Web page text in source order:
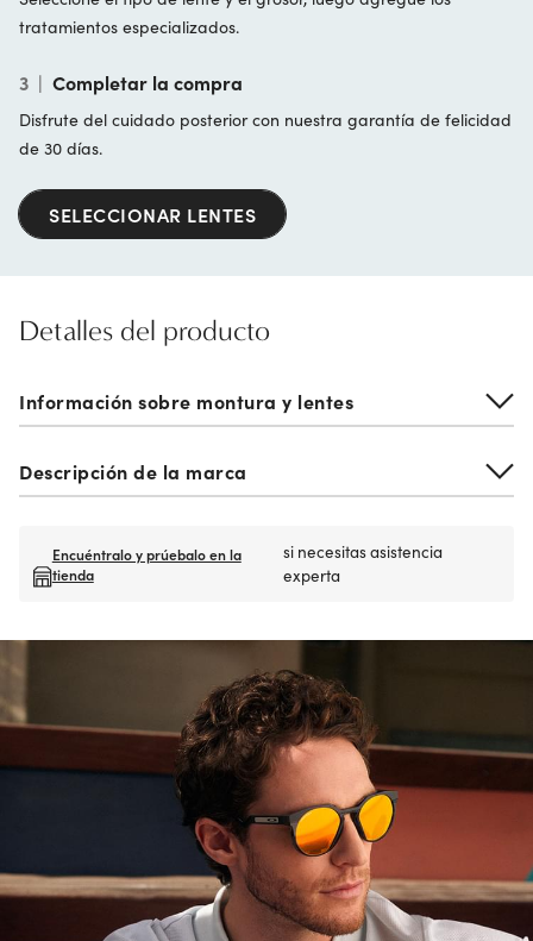
tratamientos especializados.
3 | Completar la compra
Disfrute del cuidado posterior con nuestra garantía de felicidad
de 30 días.
SELECCIONAR LENTES
Detalles del producto
Información sobre montura y lentes
Descripción de la marca
Encuéntralo y prúebalo en la
tienda
si necesitas asistencia
experta